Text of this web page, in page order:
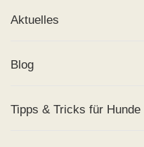
Aktuelles
Blog
Tipps & Tricks für Hunde